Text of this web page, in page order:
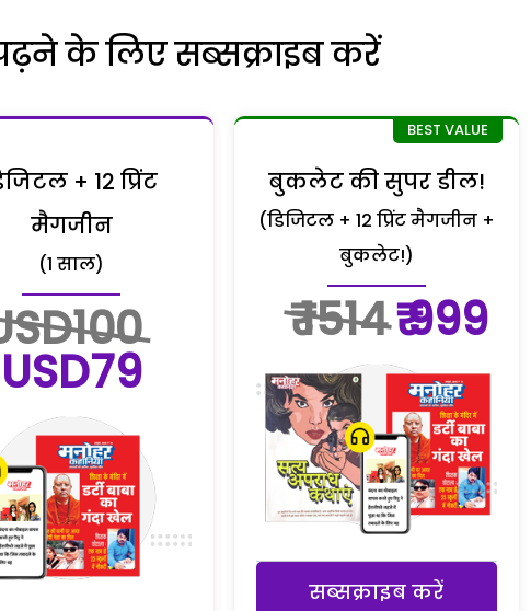
के लिए सब्सक्राइब करें
+ 12 प्रिंट
मैगजीन
(1 साल)
USD79
बुकलेट की सुपर डील!
(डिजिटल + 12 प्रिंट मैगजीन +
बुकलेट!)
₹ 1514₹ 999
सब्सक्राइब करें